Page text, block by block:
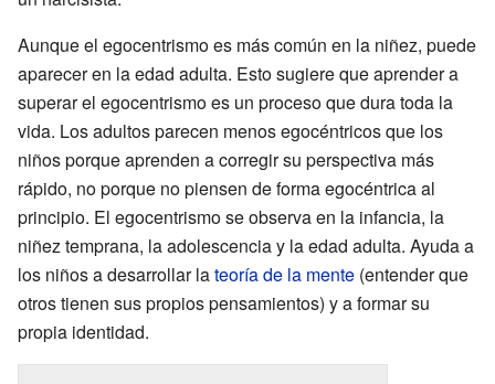
Aunque el egocentrismo es más común en la niñez, puede
aparecer en la edad adulta. Esto sugiere que aprender a
superar el egocentrismo es un proceso que dura toda la
vida. Los adultos parecen menos egocéntricos que los
niños porque aprenden a corregir su perspectiva más
rápido, no porque no piensen de forma egocéntrica al
principio. El egocentrismo se observa en la infancia, la
niñez temprana, la adolescencia y la edad adulta. Ayuda a
los niños a desarrollar lateoría de la mente (entender que
otros tienen sus propios pensamientos) y a formar su
propia identidad.